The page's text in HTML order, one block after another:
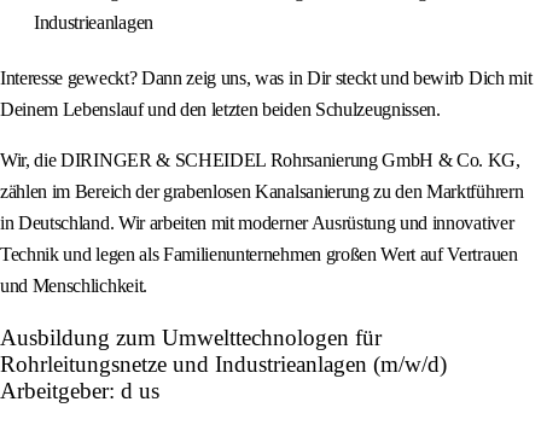
Industrieanlagen
Interesse geweckt? Dann zeig uns, was in Dir steckt und bewirb Dich mit
Deinem Lebenslauf und den letzten beiden Schulzeugnissen.
Wir, die DIRINGER & SCHEIDEL Rohrsanierung GmbH & Co. KG,
zählen im Bereich der grabenlosen Kanalsanierung zu den Marktführern
in Deutschland. Wir arbeiten mit moderner Ausrüstung und innovativer
Technik und legen als Familienunternehmen großen Wert auf Vertrauen
und Menschlichkeit.
Ausbildung zum Umwelttechnologen für
Rohrleitungsnetze und Industrieanlagen (m/w/d)
Arbeitgeber: d us